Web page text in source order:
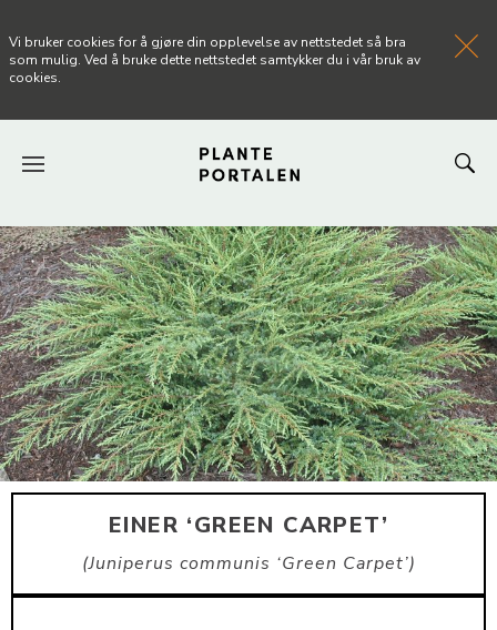
FORSIDEN
NYHETER
ARTIKLER
OM PLANTEPORTALEN
KONTAKT
Vi bruker cookies for å gjøre din opplevelse av nettstedet så bra
som mulig. Ved å bruke dette nettstedet samtykker du i vår bruk av
cookies.
EINER ‘GREEN CARPET’
Juniperus communis ‘Green Carpet’